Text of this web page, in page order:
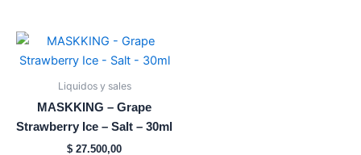
producto
Liquidos y sales
MASKKING – Grape
Strawberry Ice – Salt – 30ml
$ 27.500,00
Este
producto
tiene
variantes.